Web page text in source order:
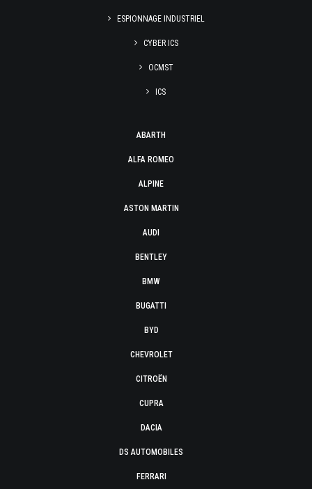
ESPIONNAGE INDUSTRIEL
CYBER ICS
OCMST
ICS
ABARTH
ALFA ROMEO
ALPINE
ASTON MARTIN
AUDI
BENTLEY
BMW
BUGATTI
BYD
CHEVROLET
CITROËN
CUPRA
DACIA
DS AUTOMOBILES
FERRARI